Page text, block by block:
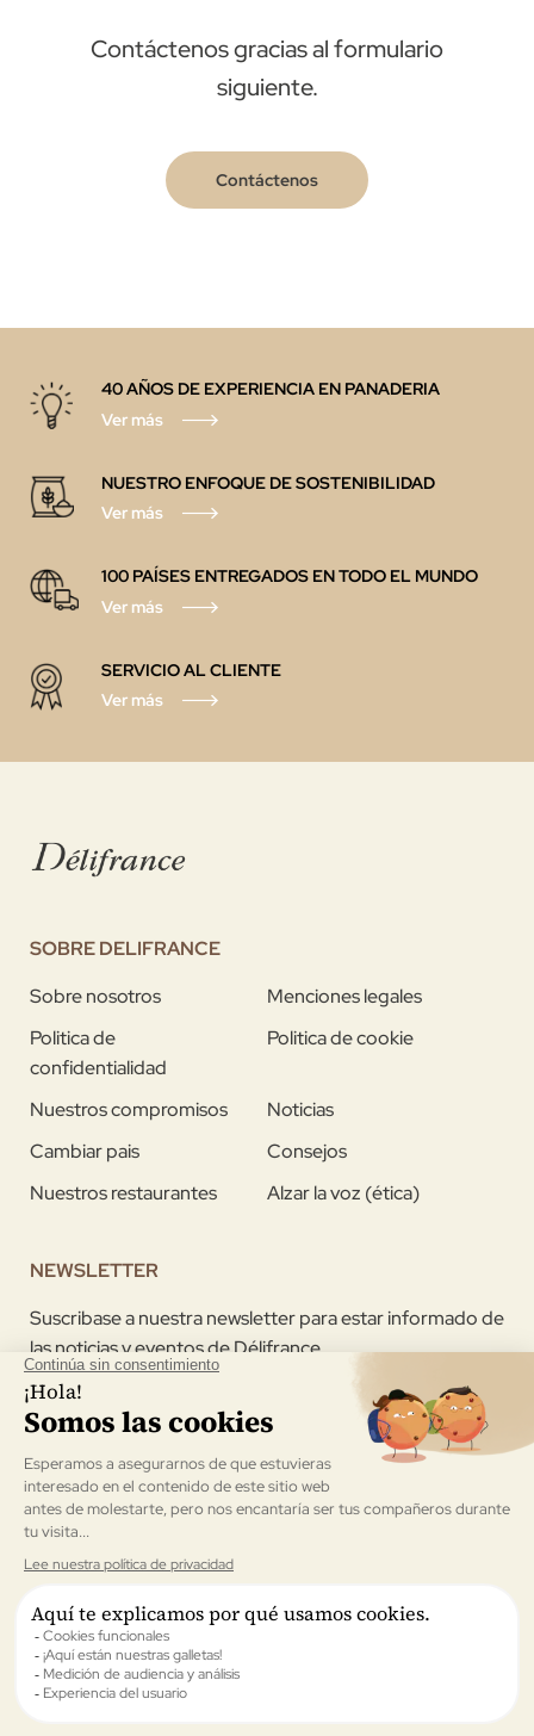
Contáctenos gracias al formulario
siguiente.
Contáctenos
40 AÑOS DE EXPERIENCIA EN PANADERIA
Ver más
NUESTRO ENFOQUE DE SOSTENIBILIDAD
Ver más
100 PAÍSES ENTREGADOS EN TODO EL MUNDO
Ver más
SERVICIO AL CLIENTE
Ver más
SOBRE DELIFRANCE
Sobre nosotros
Menciones legales
Politica de
confidentialidad
Politica de cookie
Nuestros compromisos
Noticias
Cambiar pais
Consejos
Nuestros restaurantes
Alzar la voz (ética)
NEWSLETTER
Suscribase a nuestra newsletter para estar informado de
las noticias y eventos de Délifrance
Acepto recibir la newsletter enviada por Délifrance
Validar